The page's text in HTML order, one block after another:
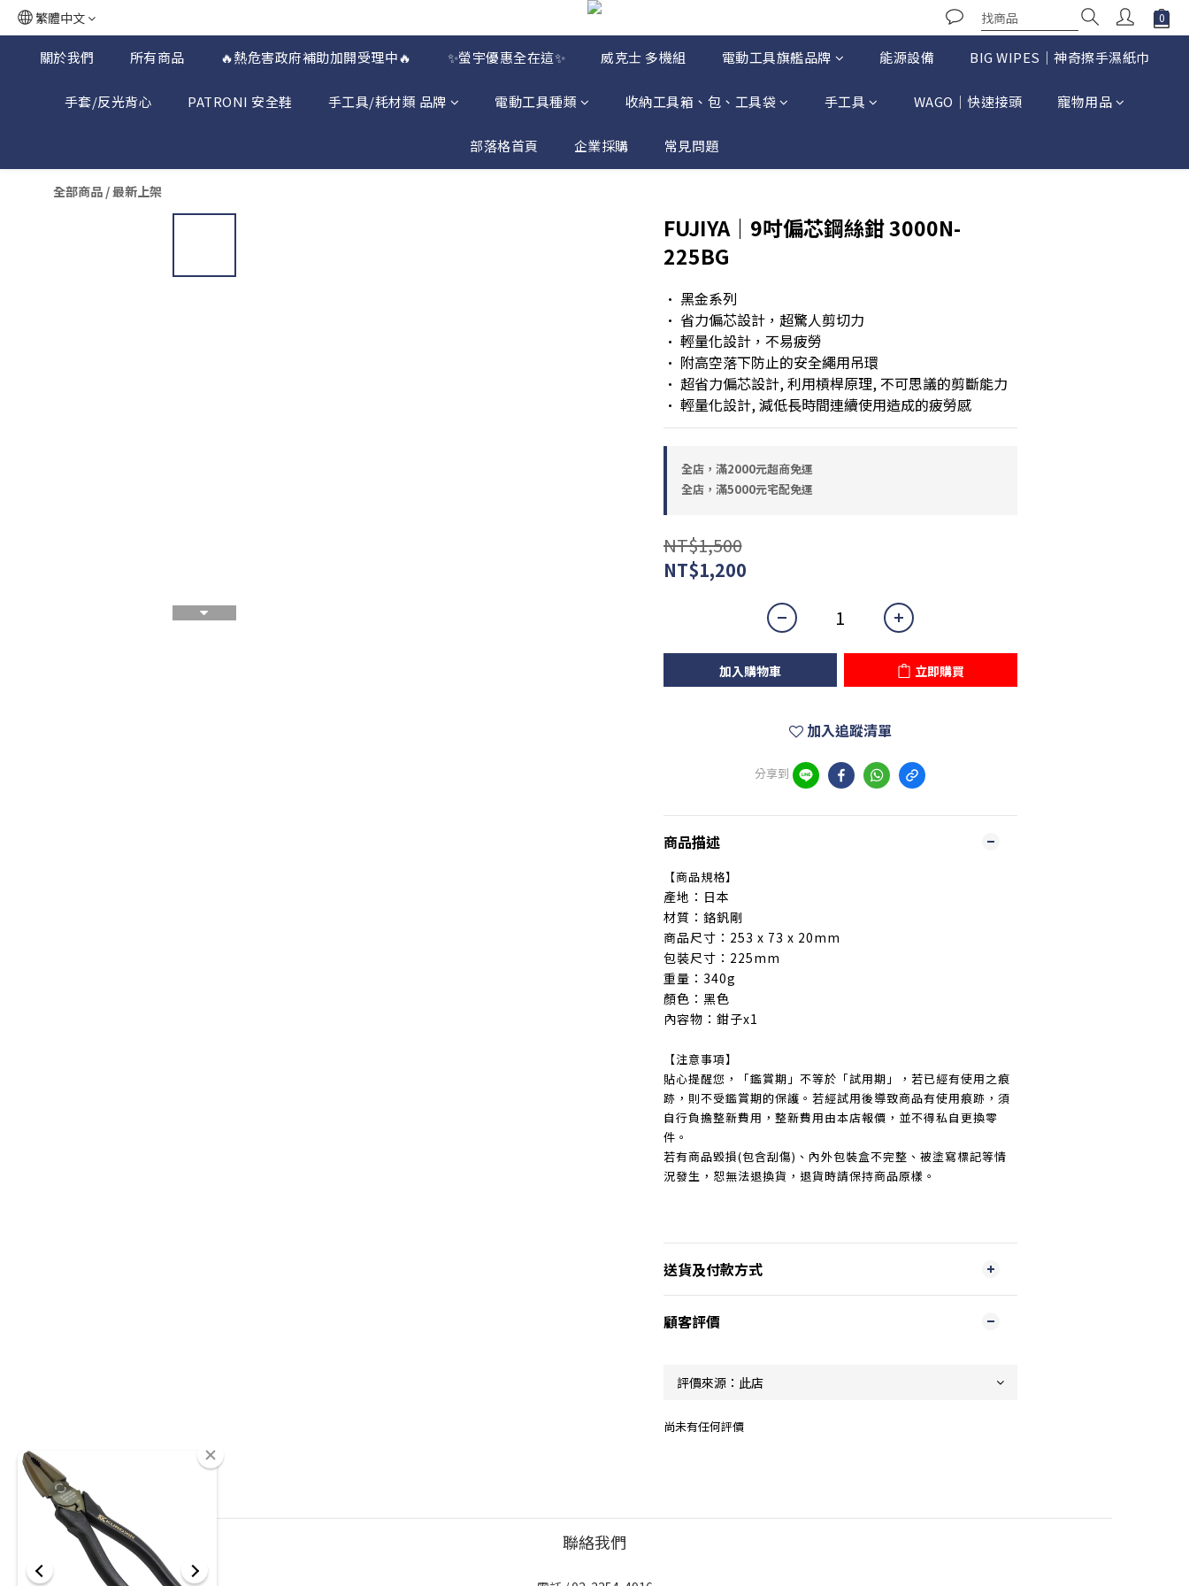
繁體中文
關於我們 所有商品 🔥熱危害政府補助加開受理中🔥 ✨螢宇優惠全在這✨ 威克士 多機組 電動工具旗艦品牌 能源設備 BIG WIPES｜神奇擦手濕紙巾
手套/反光背心 PATRONI 安全鞋 手工具/耗材類 品牌 電動工具種類 收納工具箱、包、工具袋 手工具 WAGO｜快速接頭 寵物用品
部落格首頁 企業採購 常見問題
全部商品 /最新上架
FUJIYA｜9吋偏芯鋼絲鉗 3000N-
225BG
• 黑金系列
• 省力偏芯設計，超驚人剪切力
• 輕量化設計，不易疲勞
• 附高空落下防止的安全繩用吊環
• 超省力偏芯設計, 利用槓桿原理, 不可思議的剪斷能力
• 輕量化設計, 減低長時間連續使用造成的疲勞感
全店，滿2000元超商免運
全店，滿5000元宅配免運
NT$1,500
NT$1,200
加入購物車 立即購買
加入追蹤清單
分享到
商品描述
【商品規格】
產地：日本
材質：鉻釩剛
商品尺寸：253 x 73 x 20mm
包裝尺寸：225mm
重量：340g
顏色：黑色
內容物：鉗子x1
【注意事項】
貼心提醒您，「鑑賞期」不等於「試用期」，若已經有使用之痕
跡，則不受鑑賞期的保護。若經試用後導致商品有使用痕跡，須
自行負擔整新費用，整新費用由本店報價，並不得私自更換零
件。
若有商品毀損(包含刮傷)、內外包裝盒不完整、被塗寫標記等情
況發生，恕無法退換貨，退貨時請保持商品原樣。
送貨及付款方式
顧客評價
尚未有任何評價
聯絡我們